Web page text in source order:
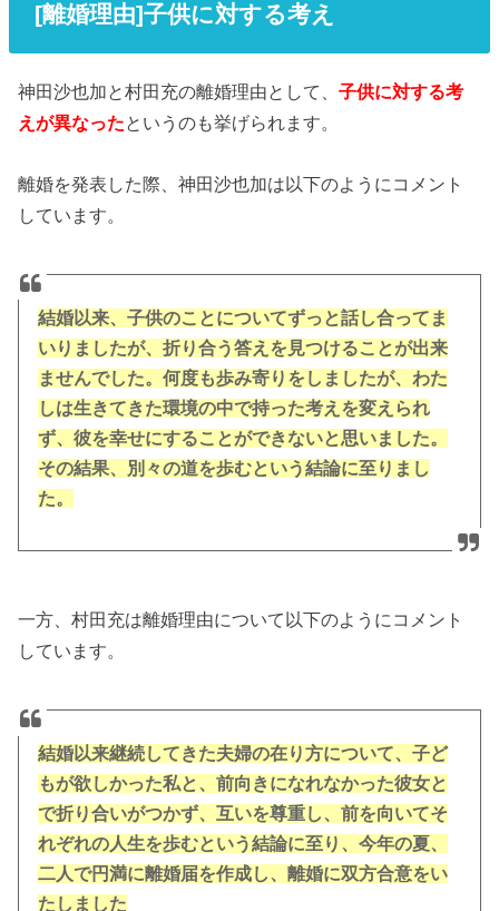
[離婚理由]子供に対する考え
神田沙也加と村田充の離婚理由として、子供に対する考
えが異なったというのも挙げられます。
離婚を発表した際、神田沙也加は以下のようにコメント
しています。
結婚以来、子供のことについてずっと話し合ってま
いりましたが、折り合う答えを見つけることが出来
ませんでした。何度も歩み寄りをしましたが、わた
しは生きてきた環境の中で持った考えを変えられ
ず、彼を幸せにすることができないと思いました。
その結果、別々の道を歩むという結論に至りまし
た。
一方、村田充は離婚理由について以下のようにコメント
しています。
結婚以来継続してきた夫婦の在り方について、子ど
もが欲しかった私と、前向きになれなかった彼女と
で折り合いがつかず、互いを尊重し、前を向いてそ
れぞれの人生を歩むという結論に至り、今年の夏、
二人で円満に離婚届を作成し、離婚に双方合意をい
たしました